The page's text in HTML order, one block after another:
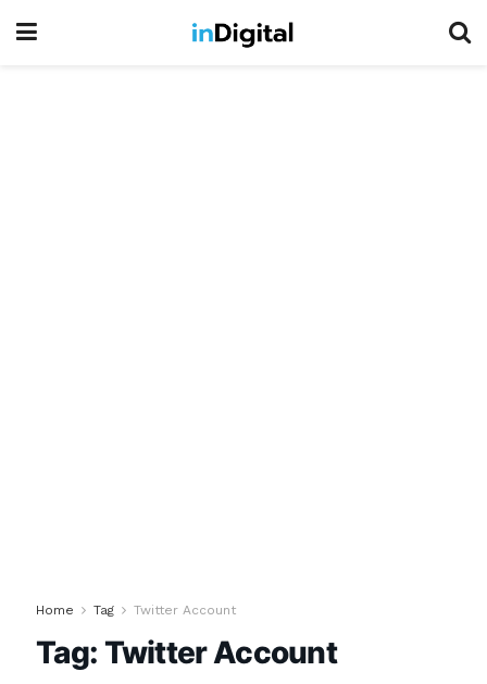
Home Tag Twitter Account
Tag: Twitter Account